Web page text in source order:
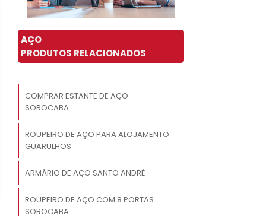
AÇO
PRODUTOS RELACIONADOS
COMPRAR ESTANTE DE AÇO
SOROCABA
ROUPEIRO DE AÇO PARA ALOJAMENTO
GUARULHOS
ARMÁRIO DE AÇO SANTO ANDRÉ
ROUPEIRO DE AÇO COM 8 PORTAS
SOROCABA